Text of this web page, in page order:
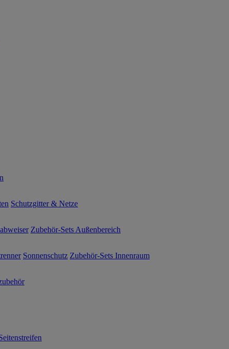
Schutzgitter & Netze
Zubehör-Sets Außenbereich
Sonnenschutz Zubehör-Sets Innenraum